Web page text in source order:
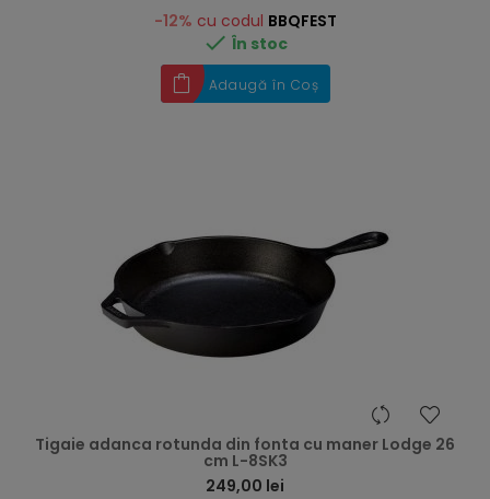
-12% cu codul BBQFEST
 În stoc
Adaugă în Coș
Tigaie adanca rotunda din fonta cu maner Lodge 26
cm L-8SK3
249,00 lei